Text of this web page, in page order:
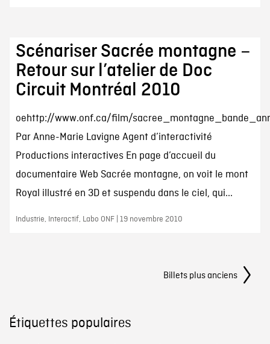
Scénariser Sacrée montagne –
Retour sur l’atelier de Doc
Circuit Montréal 2010
oehttp://www.onf.ca/film/
Par Anne-Marie Lavigne Agent d’interactivité
Productions interactives En page d’accueil du
documentaire Web Sacrée montagne, on voit le mont
Royal illustré en 3D et suspendu dans le ciel, qui...
Industrie, Interactif, Labo ONF | 19 novembre 2010
Billets plus anciens
Étiquettes populaires